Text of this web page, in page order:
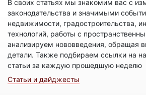
В своих статьях мы знакомим вас с
законодательства и значимыми
недвижимости, градостроительства,
технологий, работы с
анализируем нововведения, обращая
детали. Также подбираем ссылки на
статьи за каждую прошедшую неделю
Статьи и дайджесты